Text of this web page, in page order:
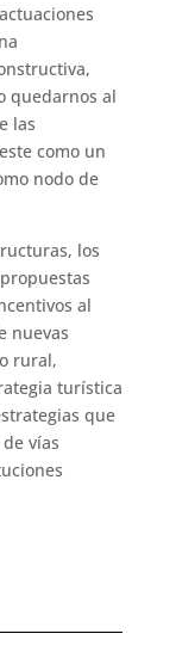
quedarnos al
las
como un
nodo de
los
al
nuevas
rural,
turística
que
vías